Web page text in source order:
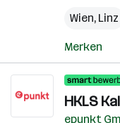
Wien, Linz
Merken
HKLS
epunkt